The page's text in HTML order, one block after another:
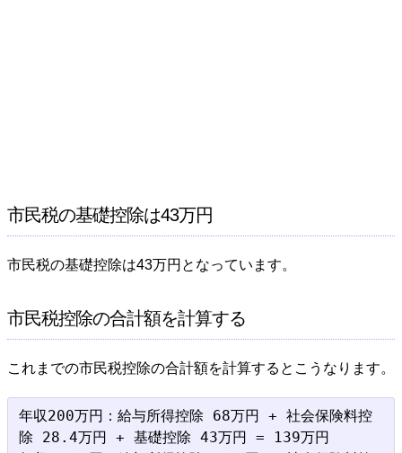
市民税の基礎控除は43万円
市民税の基礎控除は43万円となっています。
市民税控除の合計額を計算する
これまでの市民税控除の合計額を計算するとこうなります。
年収200万円：給与所得控除 68万円 + 社会保険料控
除 28.4万円 + 基礎控除 43万円 = 139万円